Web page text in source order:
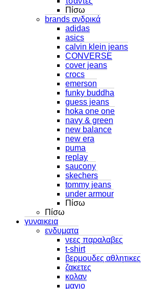
Πίσω
brands ανδρικά
adidas
asics
calvin klein jeans
CONVERSE
cover jeans
crocs
emerson
funky buddha
guess jeans
hoka one one
navy & green
new balance
new era
puma
replay
saucony
skechers
tommy jeans
under armour
Πίσω
Πίσω
γυναικεια
ενδυματα
νεες παραλαβες
t-shirt
βερμουδες αθλητικες
ζακετες
κολαν
μαγιο